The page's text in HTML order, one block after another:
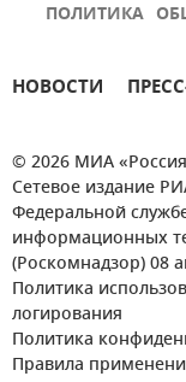
ПОЛИТИКА
НОВОСТИ
© 2026 МИА
Сетевое издание
Федеральной
информационных
(Роскомнадзор) 08
Политика
логирования
Политика
Правила